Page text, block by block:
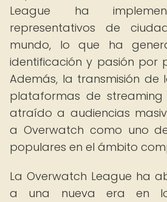
League ha
representativos de
mundo, lo que ha
identificación y pasión por
Además, la transmisión de
plataformas de
atraído a audiencias
a Overwatch como uno
populares en el ámbito
La Overwatch League ha
a una nueva era en